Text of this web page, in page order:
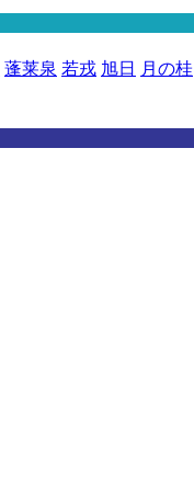
蓬莱泉 若戎 旭日 月の桂